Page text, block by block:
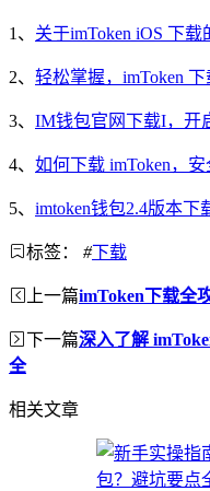
1、 关于imToken iOS 下
2、 轻松掌握，imToken
3、 IM钱包官网下载I，开
4、 如何下载 imToken，
5、 imtoken钱包2.4版本下
标签： #下载
上一篇imToken下载全
下一篇深入了解
全
相关文章